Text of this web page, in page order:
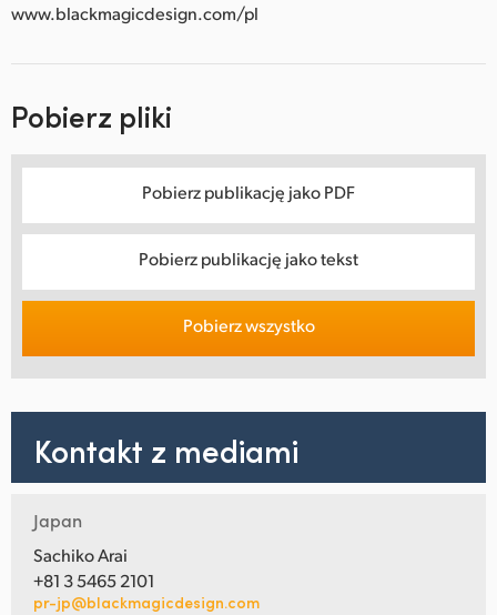
www.blackmagicdesign.com/pl
Pobierz pliki
Pobierz publikację jako PDF
Pobierz publikację jako tekst
Pobierz wszystko
Kontakt z mediami
Japan
Sachiko Arai
+81 3 5465 2101
pr-jp@blackmagicdesign.com